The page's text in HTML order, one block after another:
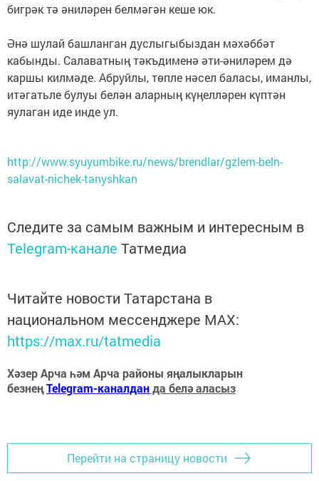
бигрәк тә әниләрен белмәгән кеше юк.
Әнә шулай башланган дуслыгыбыздан мәхәббәт
кабынды. Салаватның тәкъдименә әти-әниләрем дә
каршы килмәде. Абруйлы, төпле нәсел баласы, иманлы,
итәгатьле булуы белән аларның күңелләрен күптән
яулаган иде инде ул.
http://www.syuyumbike.ru/news/brendlar/gzlem-beln-
salavat-nichek-tanyshkan
Следите за самым важным и интересным в
Telegram-канале Татмедиа
Читайте новости Татарстана в
национальном мессенджере MАХ:
https://max.ru/tatmedia
Хәзер Арча һәм Арча районы яңалыкларын
безнеңTelegram-каналданда белә аласыз
Перейти на страницу новости